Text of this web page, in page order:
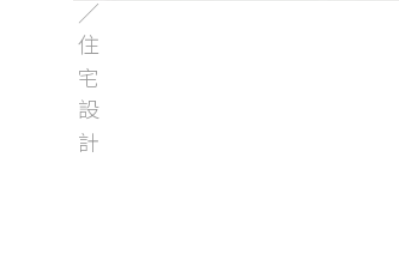
／住宅設計